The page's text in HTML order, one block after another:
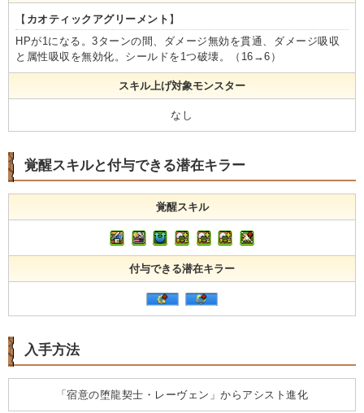
【 カオティックアグリーメント 】
HPが1になる。3ターンの間、ダメージ無効を貫通、ダメージ吸収
と属性吸収を無効化。シールドを1つ破壊。（16→6）
スキル上げ対象モンスター
なし
覚醒スキルと付与できる潜在キラー
覚醒スキル
付与できる潜在キラー
入手方法
「宿意の堕龍契士・レーヴェン」からアシスト進化